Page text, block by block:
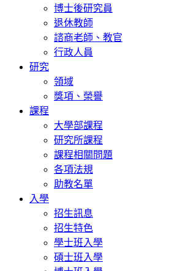
博士後研究員
退休教師
諮商老師、教官
行政人員
研究
領域
獎項、榮譽
課程
大學部課程
研究所課程
課程相關問題
各項法規
助教名單
入學
招生訊息
招生特色
學士班入學
碩士班入學